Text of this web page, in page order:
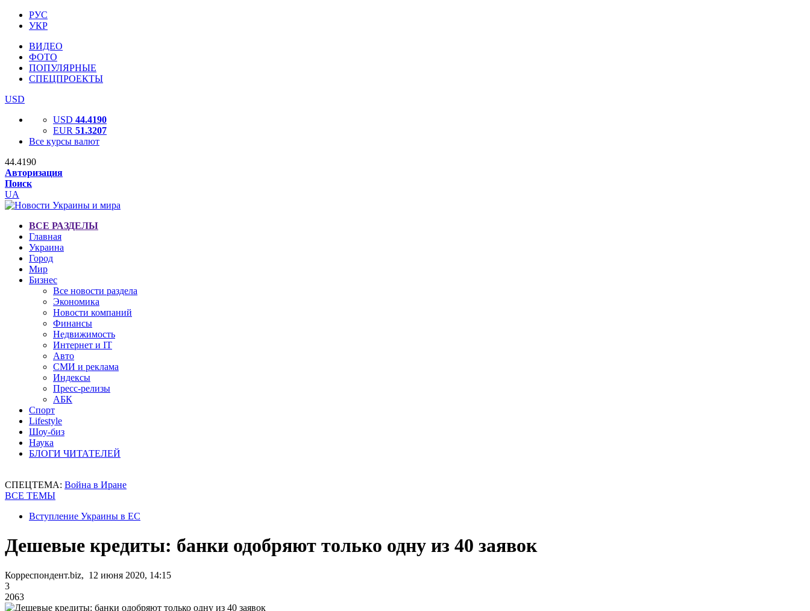
РУС
УКР
ВИДЕО
ФОТО
ПОПУЛЯРНЫЕ
СПЕЦПРОЕКТЫ
USD
USD 44.4190
EUR 51.3207
Все курсы валют
44.4190
Авторизация
Поиск
UA
ВСЕ РАЗДЕЛЫ
Главная
Украина
Город
Мир
Бизнес
Все новости раздела
Экономика
Новости компаний
Финансы
Недвижимость
Интернет и IT
Авто
СМИ и реклама
Индексы
Пресс-релизы
АБК
Спорт
Lifestyle
Шоу-биз
Наука
БЛОГИ ЧИТАТЕЛЕЙ
СПЕЦТЕМА: Война в Иране
ВСЕ ТЕМЫ
Вступление Украины в ЕС
Дешевые кредиты: банки одобряют только одну из 40 заявок
Корреспондент.biz, 12 июня 2020, 14:15
3
2063